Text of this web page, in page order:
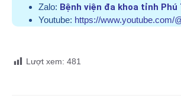
Zalo: Bệnh viện đa khoa tỉnh Phú
Youtube: https://www.youtube.com/
Lượt xem: 481